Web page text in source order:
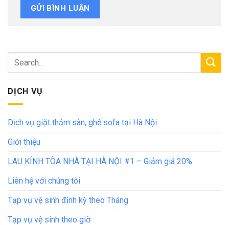
DỊCH VỤ
Dịch vụ giặt thảm sàn, ghế sofa tại Hà Nội
Giới thiệu
LAU KÍNH TÒA NHÀ TẠI HÀ NỘI #1 – Giảm giá 20%
Liên hệ với chúng tôi
Tạp vụ vệ sinh định kỳ theo Tháng
Tạp vụ vệ sinh theo giờ